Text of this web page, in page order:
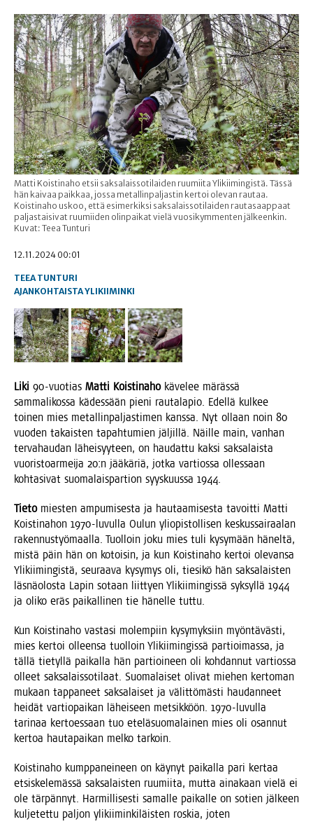
Matti Koistinaho etsii saksalaissotilaiden ruumiita Ylikiimingistä. Tässä
hän kaivaa paikkaa, jossa metallinpaljastin kertoi olevan rautaa.
Koistinaho uskoo, että esimerkiksi saksalaissotilaiden rautasaappaat
paljastaisivat ruumiiden olinpaikat vielä vuosikymmenten jälkeenkin.
Kuvat: Teea Tunturi
12.11.2024 00:01
TEEA TUNTURI
AJANKOHTAISTAYLIKIIMINKI
Liki 90-vuo­tias Mat­ti Kois­ti­na­hokäve­lee märäs­sä
sam­ma­li­kos­sa kädes­sään pie­ni rau­ta­la­pio. Edel­lä kul­kee
toi­nen mies metal­lin­pal­jas­ti­men kans­sa. Nyt ollaan noin 80
vuo­den takais­ten tapah­tu­mien jäl­jil­lä. Näil­le main, van­han
ter­va­hau­dan lähei­syy­teen, on hau­dat­tu kak­si sak­sa­lais­ta
vuo­ris­toar­mei­ja 20:n jää­kä­riä, jot­ka var­tios­sa olles­saan
koh­ta­si­vat suo­ma­lais­par­tion syys­kuus­sa 1944.
Tie­tomies­ten ampu­mi­ses­ta ja hau­taa­mi­ses­ta tavoit­ti Mat­ti
Kois­ti­na­hon 1970-luvul­la Oulun yli­opis­tol­li­sen kes­kus­sai­raa­lan
raken­nus­työ­maal­la. Tuol­loin joku mies tuli kysy­mään hänel­tä,
mis­tä päin hän on kotoi­sin, ja kun Kois­ti­na­ho ker­toi ole­van­sa
Yli­kii­min­gis­tä, seu­raa­va kysy­mys oli, tie­si­kö hän sak­sa­lais­ten
läs­nä­olos­ta Lapin sotaan liit­tyen Yli­kii­min­gis­sä syk­syl­lä 1944
ja oli­ko eräs pai­kal­li­nen tie hänel­le tuttu.
Kun Kois­ti­na­ho vas­ta­si molem­piin kysy­myk­siin myön­tä­väs­ti,
mies ker­toi olleen­sa tuol­loin Yli­kii­min­gis­sä par­tioi­mas­sa, ja
täl­lä tie­tyl­lä pai­kal­la hän par­tioi­neen oli koh­dan­nut var­tios­sa
olleet sak­sa­lais­so­ti­laat. Suo­ma­lai­set oli­vat mie­hen ker­to­man
mukaan tap­pa­neet sak­sa­lai­set ja välit­tö­mäs­ti hau­dan­neet
hei­dät var­tio­pai­kan lähei­seen met­sik­köön. 1970-luvul­la
tari­naa ker­toes­saan tuo ete­lä­suo­ma­lai­nen mies oli osan­nut
ker­toa hau­ta­pai­kan mel­ko tarkoin.
Kois­ti­na­ho kump­pa­nei­neen on käy­nyt pai­kal­la pari ker­taa
etsis­ke­le­mäs­sä sak­sa­lais­ten ruu­mii­ta, mut­ta aina­kaan vie­lä ei
ole tär­pän­nyt. Har­mil­li­ses­ti samal­le pai­kal­le on sotien jäl­keen
kul­je­tet­tu pal­jon yli­kii­min­ki­läis­ten ros­kia, joten